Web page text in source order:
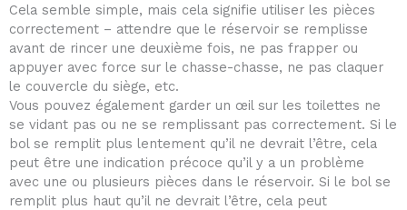
Cela semble simple, mais cela signifie utiliser les pièces
correctement – attendre que le réservoir se remplisse
avant de rincer une deuxième fois, ne pas frapper ou
appuyer avec force sur le chasse-chasse, ne pas claquer
le couvercle du siège, etc.
Vous pouvez également garder un œil sur les toilettes ne
se vidant pas ou ne se remplissant pas correctement. Si le
bol se remplit plus lentement qu’il ne devrait l’être, cela
peut être une indication précoce qu’il y a un problème
avec une ou plusieurs pièces dans le réservoir. Si le bol se
remplit plus haut qu’il ne devrait l’être, cela peut